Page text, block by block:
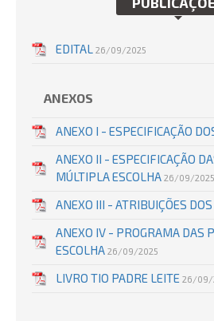
BUSCAR
EDITAL 26/09/2025
ANEXOS
ANEXO I - ESPECIFICAÇÃO
ANEXO II - ESPECIFICAÇÃO
MÚLTIPLA ESCOLHA 26/09/2025
ANEXO III - ATRIBUIÇÕES DOS
ANEXO IV - PROGRAMA DAS
ESCOLHA 26/09/2025
LIVRO TIO PADRE LEITE 26/09/